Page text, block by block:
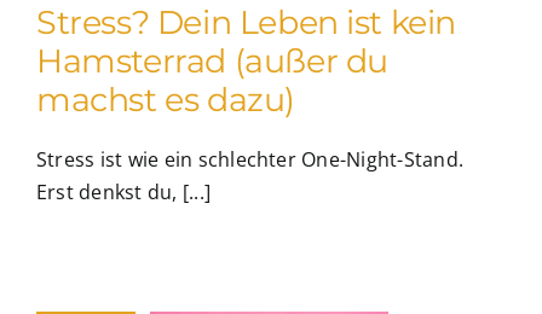
Stress? Dein Leben ist kein
Hamsterrad (außer du
machst es dazu)
Stress ist wie ein schlechter One-Night-Stand.
Erst denkst du, [...]